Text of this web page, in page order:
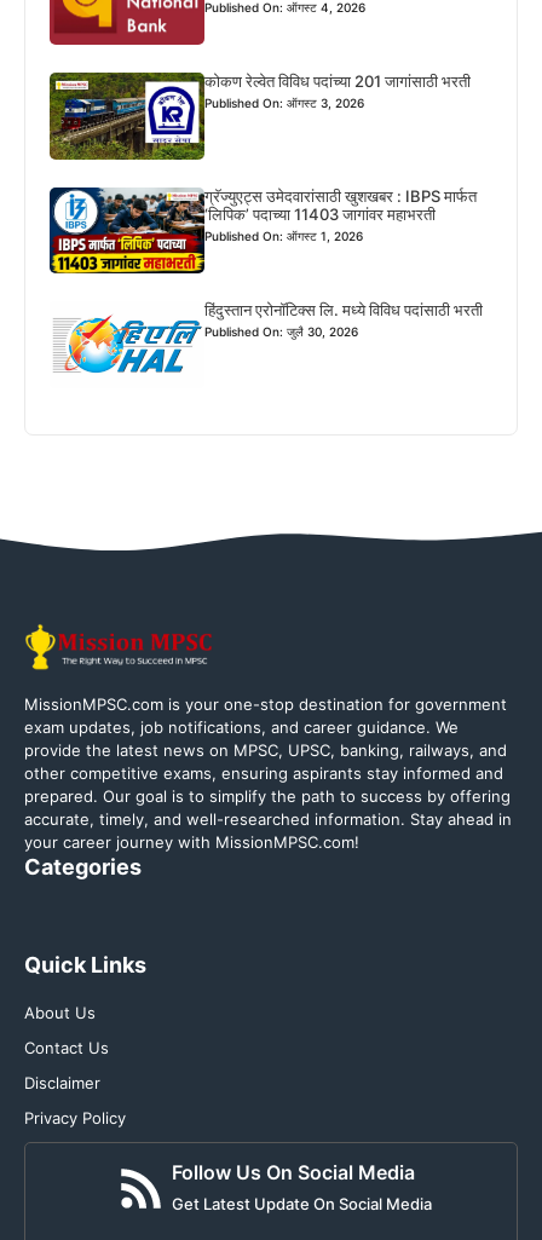
Published On: ऑगस्ट 4, 2026
कोकण रेल्वेत विविध पदांच्या 201 जागांसाठी भरती
Published On: ऑगस्ट 3, 2026
ग्रॅज्युएट्स उमेदवारांसाठी खुशखबर : IBPS मार्फत
‘लिपिक’ पदाच्या 11403 जागांवर महाभरती
Published On: ऑगस्ट 1, 2026
हिंदुस्तान एरोनॉटिक्स लि. मध्ये विविध पदांसाठी भरती
Published On: जुलै 30, 2026
MissionMPSC.com is your one-stop destination for government
exam updates, job notifications, and career guidance. We
provide the latest news on MPSC, UPSC, banking, railways, and
other competitive exams, ensuring aspirants stay informed and
prepared. Our goal is to simplify the path to success by offering
accurate, timely, and well-researched information. Stay ahead in
your career journey with MissionMPSC.com!
Categories
Quick Links
About Us
Contact Us
Disclaimer
Privacy Policy
Follow Us On Social Media
Get Latest Update On Social Media